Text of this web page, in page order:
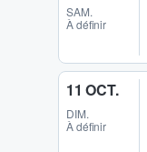
SAM.
À définir
11 OCT.
DIM.
À définir